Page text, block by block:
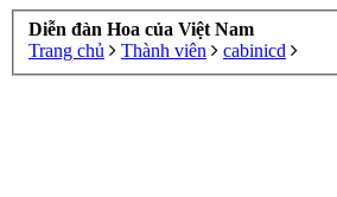
Diễn đàn Hoa của Việt Nam
Trang chủ
Thành viên cabinicd